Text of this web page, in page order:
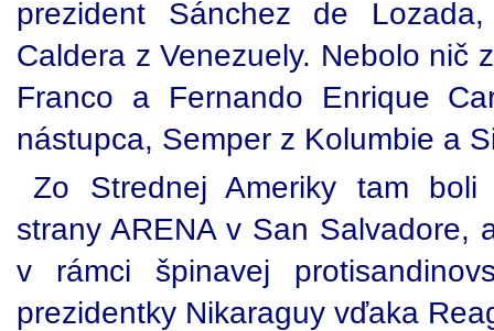
prezident Sánchez de
Caldera z Venezuely. Nebolo nič
Franco a Fernando Enrique
nástupca, Semper z Kolumbie a
Zo Strednej Ameriky tam
strany ARENA v San Salvadore,
v rámci špinavej
prezidentky Nikaraguy vďaka